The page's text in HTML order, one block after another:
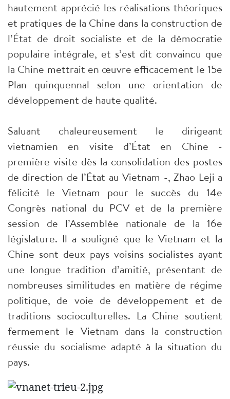
hautement apprécié les réalisations théoriques
et pratiques de la Chine dans la construction de
l’État de droit socialiste et de la démocratie
populaire intégrale, et s’est dit convaincu que
la Chine mettrait en œuvre efficacement le 15e
Plan quinquennal selon une orientation de
développement de haute qualité.
Saluant chaleureusement le dirigeant
vietnamien en visite d’État en Chine -
première visite dès la consolidation des postes
de direction de l’État au Vietnam -, Zhao Leji a
félicité le Vietnam pour le succès du 14e
Congrès national du PCV et de la première
session de l’Assemblée nationale de la 16e
législature. Il a souligné que le Vietnam et la
Chine sont deux pays voisins socialistes ayant
une longue tradition d’amitié, présentant de
nombreuses similitudes en matière de régime
politique, de voie de développement et de
traditions socioculturelles. La Chine soutient
fermement le Vietnam dans la construction
réussie du socialisme adapté à la situation du
pays.